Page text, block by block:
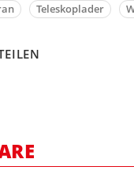
Teleskoplader